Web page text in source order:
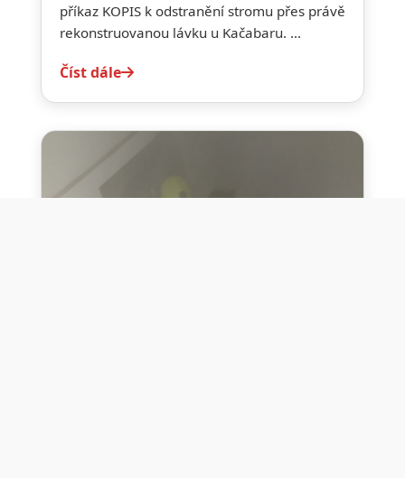
příkaz KOPIS k odstranění stromu přes právě
rekonstruovanou lávku u Kačabaru. ...
Číst dále